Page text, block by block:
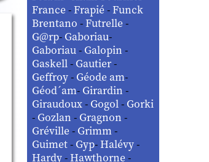
France-Frapié-Funck
Brentano-Futrelle-
G@rp- Gaboriau-
Gaboriau- Galopin-
Gaskell- Gautier-
Geffroy- Géode am-
Géod´am- Girardin-
Giraudoux- Gogol- Gorki
- Gozlan- Gragnon-
Gréville- Grimm-
Guimet- Gyp-Halévy-
Hardy-Hawthorne-